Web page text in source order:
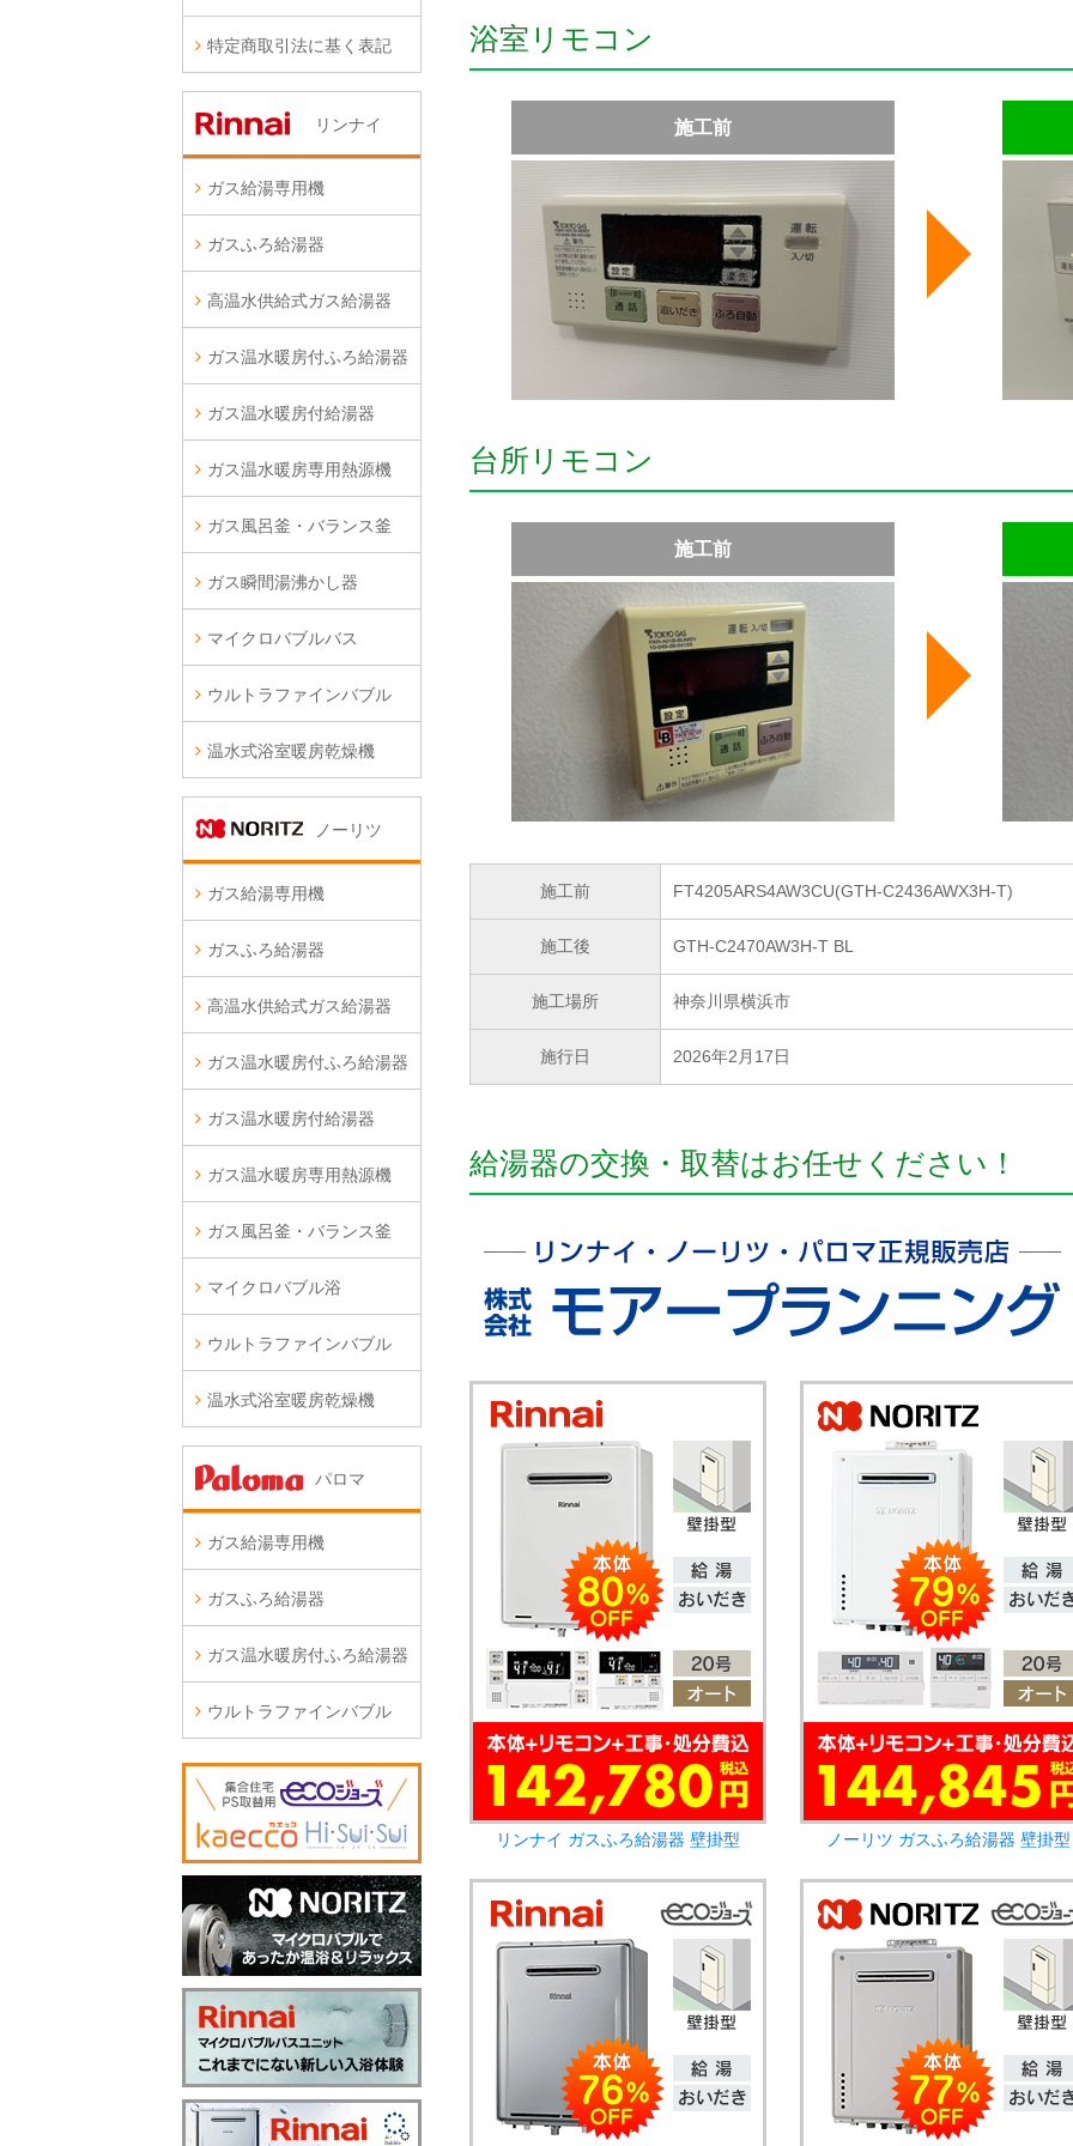
浴室リモコン
施工前
台所リモコン
施工前
施工前 FT4205ARS4AW3CU(GTH-C2436AWX3H-T)
施工後 GTH-C2470AW3H-T BL
施工場所 神奈川県横浜市
施行日 2026年2月17日
給湯器の交換・取替はお任せください！
リンナイ ガスふろ給湯器 壁掛型 ノーリツ ガスふろ給湯器 壁掛型
特定商取引法に基く表記
リンナイ
ガス給湯専用機
ガスふろ給湯器
高温水供給式ガス給湯器
ガス温水暖房付ふろ給湯器
ガス温水暖房付給湯器
ガス温水暖房専用熱源機
ガス風呂釜・バランス釜
ガス瞬間湯沸かし器
マイクロバブルバス
ウルトラファインバブル
温水式浴室暖房乾燥機
ノーリツ
ガス給湯専用機
ガスふろ給湯器
高温水供給式ガス給湯器
ガス温水暖房付ふろ給湯器
ガス温水暖房付給湯器
ガス温水暖房専用熱源機
ガス風呂釜・バランス釜
マイクロバブル浴
ウルトラファインバブル
温水式浴室暖房乾燥機
パロマ
ガス給湯専用機
ガスふろ給湯器
ガス温水暖房付ふろ給湯器
ウルトラファインバブル